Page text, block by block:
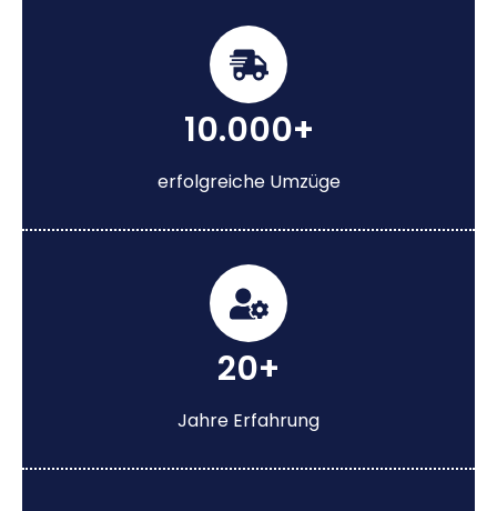
10.000+
erfolgreiche Umzüge
20+
Jahre Erfahrung